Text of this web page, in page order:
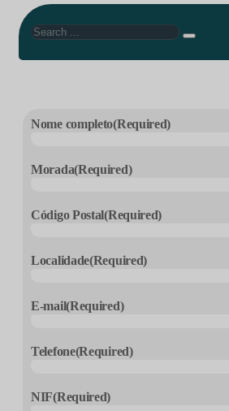
Search
Nome completo(Required)
Morada(Required)
Código Postal(Required)
Localidade(Required)
E-mail(Required)
Telefone(Required)
NIF(Required)